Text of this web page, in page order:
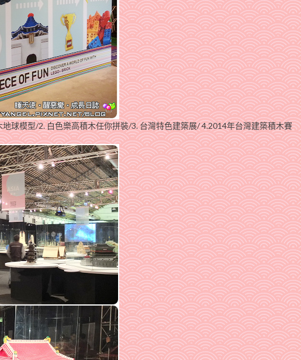
球模型/2. 白色樂高積木任你拼裝/3. 台灣特色建築展/ 4.2014年台灣建築積木賽